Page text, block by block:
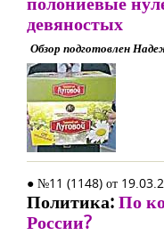
девяностых
Обзор подготовлен
● №11 (1148) от
Политика:По
России?